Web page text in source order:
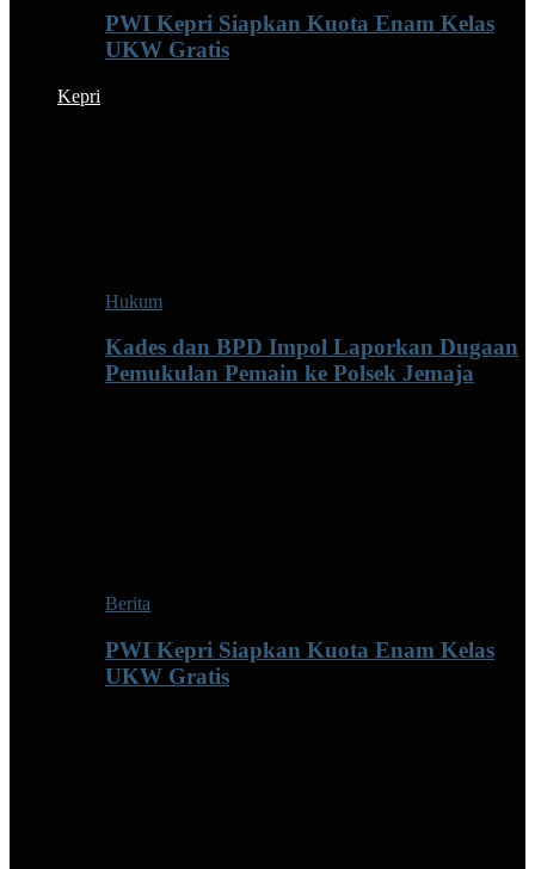
PWI Kepri Siapkan Kuota Enam Kelas
UKW Gratis
Kepri
Hukum
Kades dan BPD Impol Laporkan Dugaan
Pemukulan Pemain ke Polsek Jemaja
Berita
PWI Kepri Siapkan Kuota Enam Kelas
UKW Gratis